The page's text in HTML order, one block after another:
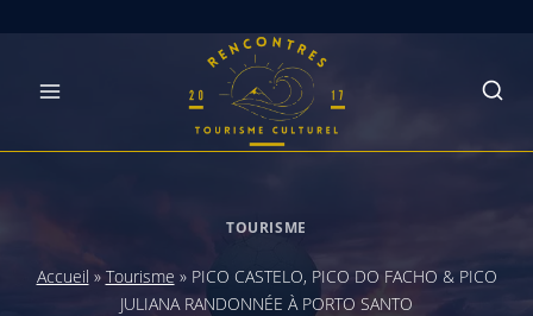
TOURISME
Accueil » Tourisme » PICO CASTELO, PICO DO FACHO & PICO
JULIANA RANDONNÉE À PORTO SANTO